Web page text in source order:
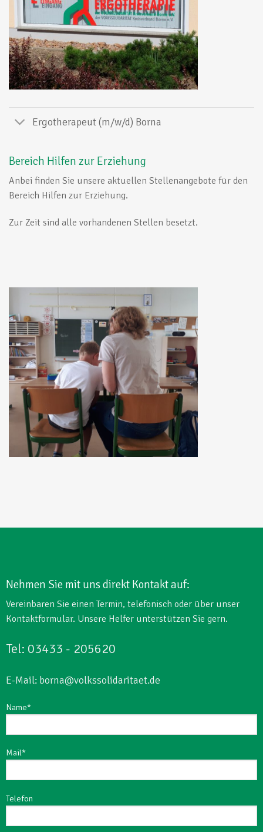
Ergotherapeut (m/w/d) Borna
Bereich Hilfen zur Erziehung
Anbei finden Sie unsere aktuellen Stellenangebote für den
Bereich Hilfen zur Erziehung.
Zur Zeit sind alle vorhandenen Stellen besetzt.
Nehmen Sie mit uns direkt Kontakt auf:
Vereinbaren Sie einen Termin, telefonisch oder über unser
Kontaktformular. Unsere Helfer unterstützen Sie gern.
Tel: 03433 - 205620
E-Mail: borna@volkssolidaritaet.de
Name*
Mail*
Telefon